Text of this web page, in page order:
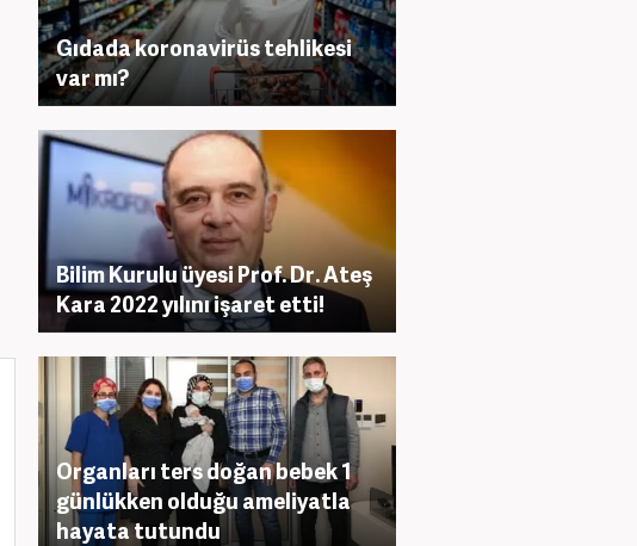
Gıdada koronavirüs tehlikesi
var mı?
Bilim Kurulu üyesi Prof. Dr. Ateş
Kara 2022 yılını işaret etti!
Organları ters doğan bebek 1
günlükken olduğu ameliyatla
hayata tutundu